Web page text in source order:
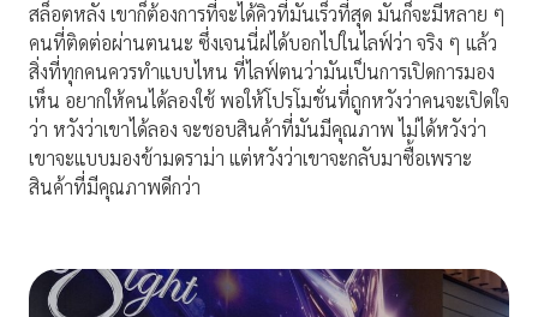
สล็อตหลัง เขาก็ต้องการที่จะได้คิวที่มันเร็วที่สุด มันก็จะมีหลาย ๆ
คนที่ติดต่อผ่านตนนะ ซึ่งเจนนี่ฝได้บอกไปในไลฟ์ว่า จริง ๆ แล้ว
สิ่งที่ทุกคนควรทำแบบไหน ที่ไลฟ์ตนว่ามันเป็นการเปิดการมอง
เห็น อยากให้คนได้ลองใช้ พอให้โปรโมชั่นที่ถูกหวังว่าคนจะเปิดใจ
ว่า หวังว่าเขาได้ลอง จะชอบสินค้าที่มันมีคุณภาพ ไม่ได้หวังว่า
เขาจะแบบมองข้ามดราม่า แต่หวังว่าเขาจะกลับมาซื้อเพราะ
สินค้าที่มีคุณภาพดีกว่า